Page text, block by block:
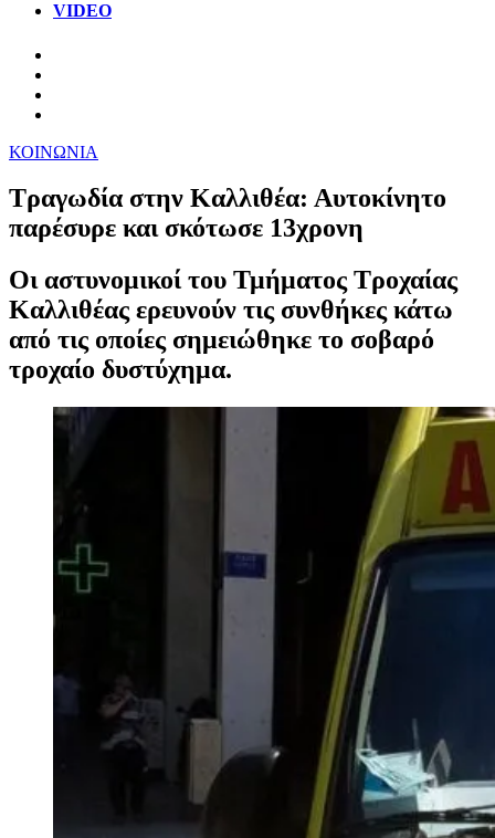
VIDEO
ΚΟΙΝΩΝΙΑ
Τραγωδία στην Καλλιθέα: Αυτοκίνητο
παρέσυρε και σκότωσε 13χρονη
Οι αστυνομικοί του Τμήματος Τροχαίας
Καλλιθέας ερευνούν τις συνθήκες κάτω
από τις οποίες σημειώθηκε το σοβαρό
τροχαίο δυστύχημα.